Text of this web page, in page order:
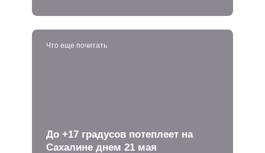
Что еще почитать
До +17 градусов потеплеет на
Сахалине днем 21 мая